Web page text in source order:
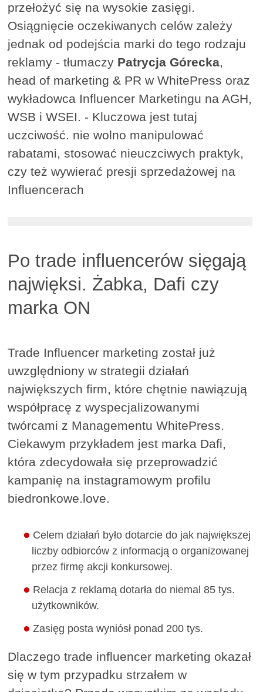
przełożyć się na wysokie zasięgi.
Osiągnięcie oczekiwanych celów zależy
jednak od podejścia marki do tego rodzaju
reklamy - tłumaczy Patrycja Górecka,
head of marketing & PR w WhitePress oraz
wykładowca Influencer Marketingu na AGH,
WSB i WSEI. - Kluczowa jest tutaj
uczciwość. nie wolno manipulować
rabatami, stosować nieuczciwych praktyk,
czy też wywierać presji sprzedażowej na
Influencerach
Po trade influencerów sięgają
najwięksi. Żabka, Dafi czy
marka ON
Trade Influencer marketing został już
uwzględniony w strategii działań
największych firm, które chętnie nawiązują
współpracę z wyspecjalizowanymi
twórcami z Managementu WhitePress.
Ciekawym przykładem jest marka Dafi,
która zdecydowała się przeprowadzić
kampanię na instagramowym profilu
biedronkowe.love.
Celem działań było dotarcie do jak największej
liczby odbiorców z informacją o organizowanej
przez firmę akcji konkursowej.
Relacja z reklamą dotarła do niemal 85 tys.
użytkowników.
Zasięg posta wyniósł ponad 200 tys.
Dlaczego trade influencer marketing okazał
się w tym przypadku strzałem w